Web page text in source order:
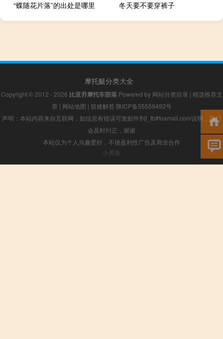
“蝶随花片落”的出处是哪里
冬天要不要穿裤子
摩托艇分类大全
Copyright © 2012 - 2026 比亚乔摩托车部落Powered by 网站分类目录 | 精选推荐文
章 | 网站地图 | 疑难解答 陕ICP备55559492号
声明：本站内容来自互联网，如信息有错误可发邮件到f_fb#foxmail.com说明，我们
会及时纠正，谢谢
本站仅为个人兴趣爱好，不接盈利性广告及商业合作
小男孩